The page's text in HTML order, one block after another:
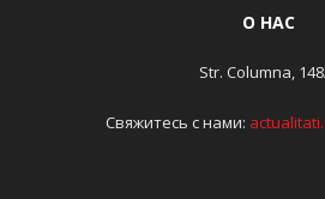
О НАС
Str. Columna,
Свяжитесь с нами: